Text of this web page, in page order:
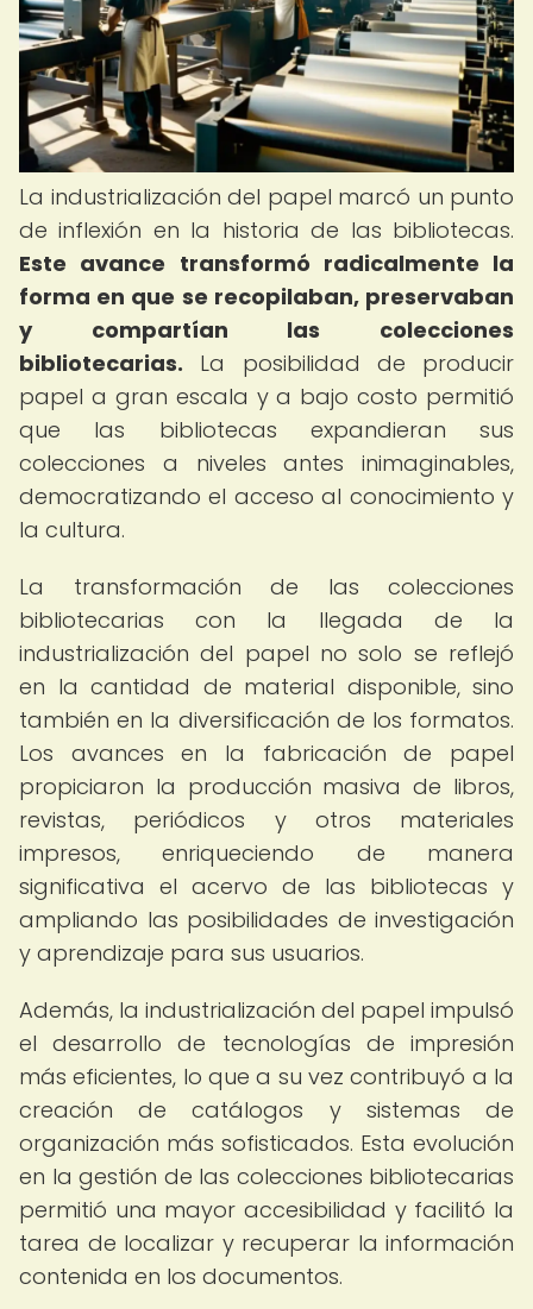
La industrialización del papel marcó un punto
de inflexión en la historia de las bibliotecas.
Este avance transformó radicalmente la
forma en que se recopilaban, preservaban
y compartían las colecciones
bibliotecarias. La posibilidad de producir
papel a gran escala y a bajo costo permitió
que las bibliotecas expandieran sus
colecciones a niveles antes inimaginables,
democratizando el acceso al conocimiento y
la cultura.
La transformación de las colecciones
bibliotecarias con la llegada de la
industrialización del papel no solo se reflejó
en la cantidad de material disponible, sino
también en la diversificación de los formatos.
Los avances en la fabricación de papel
propiciaron la producción masiva de libros,
revistas, periódicos y otros materiales
impresos, enriqueciendo de manera
significativa el acervo de las bibliotecas y
ampliando las posibilidades de investigación
y aprendizaje para sus usuarios.
Además, la industrialización del papel impulsó
el desarrollo de tecnologías de impresión
más eficientes, lo que a su vez contribuyó a la
creación de catálogos y sistemas de
organización más sofisticados. Esta evolución
en la gestión de las colecciones bibliotecarias
permitió una mayor accesibilidad y facilitó la
tarea de localizar y recuperar la información
contenida en los documentos.